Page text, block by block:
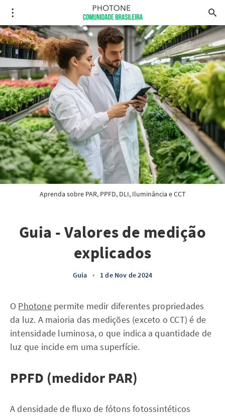
Aprenda sobre PAR, PPFD, DLI, Iluminância e CCT
Guia - Valores de medição
explicados
Guia • 1 de Nov de 2024
O Photonepermite medir diferentes propriedades
da luz. A maioria das medições (exceto o CCT) é de
intensidade luminosa, o que indica a quantidade de
luz que incide em uma superfície.
PPFD (medidor PAR)
A densidade de fluxo de fótons fotossintéticos